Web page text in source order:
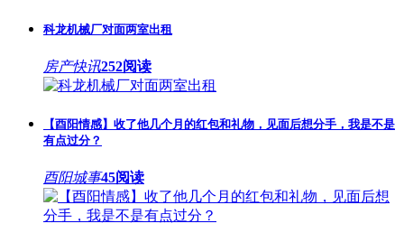
科龙机械厂对面两室出租
房产快讯252阅读
【酉阳情感】收了他几个月的红包和礼物，见面后想分手，我是不是
有点过分？
酉阳城事45阅读